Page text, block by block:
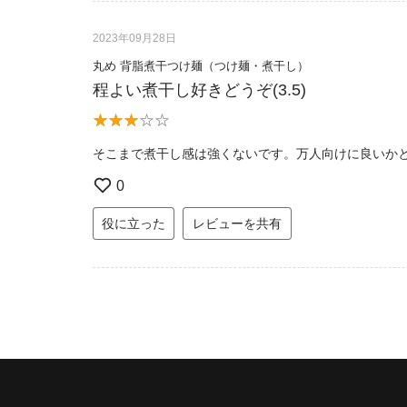
2023年09月28日
丸め 背脂煮干つけ麺（つけ麺・煮干し）
程よい煮干し好きどうぞ(3.5)
そこまで煮干し感は強くないです。万人向けに良いか
0
役に立った レビューを共有